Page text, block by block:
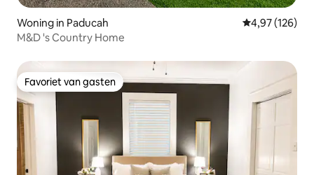
Woning in Paducah Gemiddelde
4,97 (126)
M&D 's Country Home
Favoriet van gasten
Favoriet van gasten